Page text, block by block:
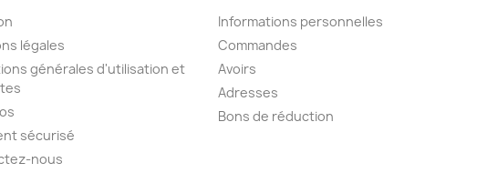
légales
générales d'utilisation et
sécurisé
nous
Informations personnelles
Commandes
Avoirs
Adresses
Bons de réduction